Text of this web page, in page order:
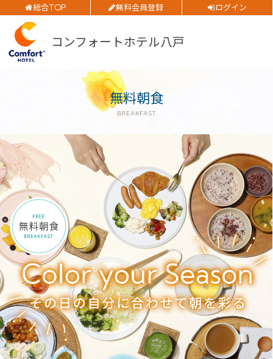
総合TOP 無料会員登録 ログイン
コンフォートホテル八戸
部屋数
大人人数
1室あたり
空室検索
会員特典のご案内
会員登録 ログイン
予約確認・変更・キャンセル
特別優待会員様 交通＋宿泊プラン
無料朝食
BREAKFAST
ご予約確認・変更・キャンセルフォーム
公式Webサイトからのご予約